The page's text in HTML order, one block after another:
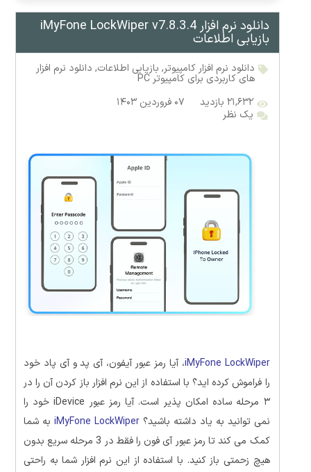
دانلود نرم افزار iMyFone LockWiper v7.8.3.4
بازیابی اطلاعات
دانلود نرم افزار کامپیوتر, بازیابی اطلاعات, دانلود نرم افزار
های کاربردی برای کامپیوتر PC
۲۱,۶۳۲ بازدید
۰۷ فروردین ۱۴۰۳
یک نظر
iMyFone LockWiper، آیا رمز عبور آیفون، آی پد و آی پاد خود
را فراموش کرده اید؟ با استفاده از این نرم افزار باز کردن آن را در
۳ مرحله ساده امکان پذیر است.
آیا
رمز عبور iDevice خود را
نمی توانید به یاد داشته باشید؟ iMyFone LockWiper به شما
کمک می کند تا رمز عبور آی فون را فقط در 3 مرحله سریع بدون
هیچ زحمتی باز کنید. با استفاده از این نرم افزار شما به راحتی